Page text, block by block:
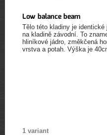
Low balance beam
Tělo této kladiny je identické
na kladině závodní. To
hliníkové jádro, změkčená
vrstva a potah. Výška je
1 variant